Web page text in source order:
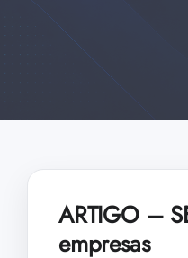
ARTIGO –
empresas